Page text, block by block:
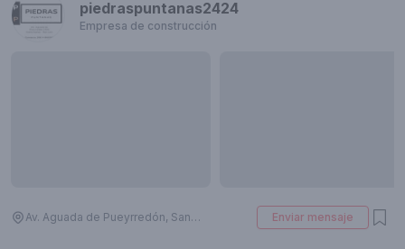
piedraspuntanas2424
Empresa de construcción
Av. Aguada de Pueyrredón, San Luis, Argentina Enviar mensaje